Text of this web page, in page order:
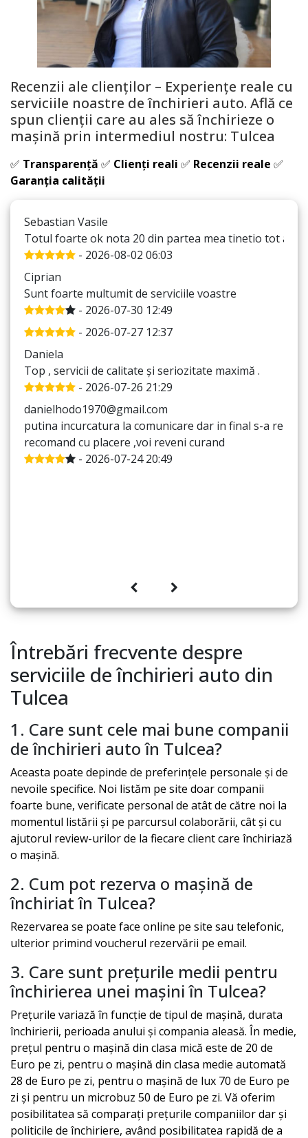
Recenzii ale clienților – Experiențe reale cu
serviciile noastre de închirieri auto. Află ce
spun clienții care au ales să închirieze o
mașină prin intermediul nostru: Tulcea
✅ Transparență ✅ Clienți reali ✅ Recenzii reale ✅
Garanția calității
Sebastian Vasile
Totul foarte ok nota 20 din partea mea tinetio tot asa
- 2026-08-02 06:03
Ciprian
Sunt foarte multumit de serviciile voastre
- 2026-07-30 12:49
- 2026-07-27 12:37
Daniela
Top , servicii de calitate și seriozitate maximă .
- 2026-07-26 21:29
danielhodo1970@gmail.com
putina incurcatura la comunicare dar in final s-a
recomand cu placere ,voi reveni curand
- 2026-07-24 20:49
Întrebări frecvente despre
serviciile de închirieri auto din
Tulcea
1. Care sunt cele mai bune companii
de închirieri auto în Tulcea?
Aceasta poate depinde de preferințele personale și de
nevoile specifice. Noi listăm pe site doar companii
foarte bune, verificate personal de atât de către noi la
momentul listării și pe parcursul colaborării, cât și cu
ajutorul review-urilor de la fiecare client care închiriază
o mașină.
2. Cum pot rezerva o mașină de
închiriat în Tulcea?
Rezervarea se poate face online pe site sau telefonic,
ulterior primind voucherul rezervării pe email.
3. Care sunt prețurile medii pentru
închirierea unei mașini în Tulcea?
Prețurile variază în funcție de tipul de mașină, durata
închirierii, perioada anului și compania aleasă. În medie,
prețul pentru o mașină din clasa mică este de 20 de
Euro pe zi, pentru o mașină din clasa medie automată
28 de Euro pe zi, pentru o mașină de lux 70 de Euro pe
zi și pentru un microbuz 50 de Euro pe zi. Vă oferim
posibilitatea să comparați prețurile companiilor dar și
politicile de închiriere, având posibilitatea rapidă de a